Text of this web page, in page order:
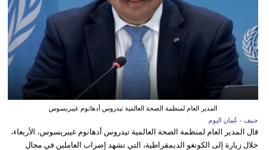
المدير العام لمنظمة الصحة العالمية تيدروس أدهانوم غيبريسوس
جنيف - عُمان اليوم
قال المدير العام لمنظمة الصحة العالمية تيدروس أدهانوم غيبريسوس، الأربعاء،
خلال زيارة إلى الكونغو الديمقراطية، التي تشهد إضراب العاملين في مجال